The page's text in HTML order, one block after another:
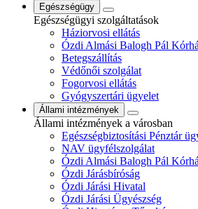
Egészségügy
Egészségügyi szolgáltatások
Háziorvosi ellátás
Ózdi Almási Balogh Pál
Betegszállítás
Védőnői szolgálat
Fogorvosi ellátás
Gyógyszertári ügyelet
Állami intézmények
Állami intézmények a városban
Egészségbiztosítási Pénztár
NAV ügyfélszolgálat
Ózdi Almási Balogh Pál
Ózdi Járásbíróság
Ózdi Járási Hivatal
Ózdi Járási Ügyészség